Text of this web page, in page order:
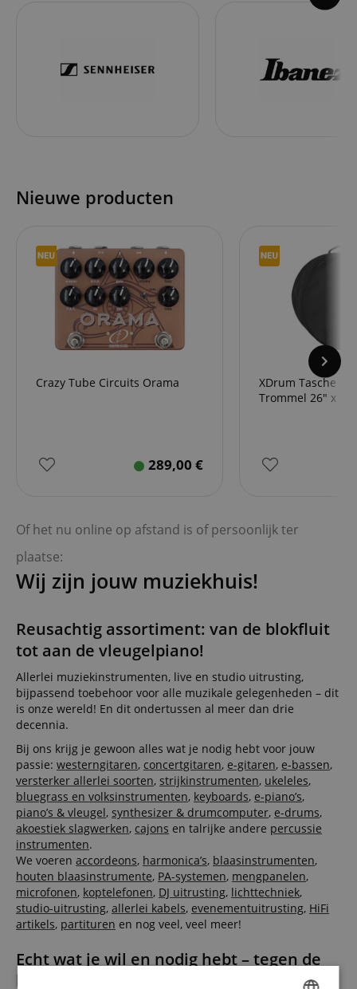
Nieuwe producten
Crazy Tube Circuits Orama
289,00 €
XDrum Tasche
Trommel 26" x 12"
Of het nu online op afstand is of persoonlijk ter
plaatse:
Wij zijn jouw muziekhuis!
Reusachtig assortiment: van de blokfluit
tot aan de vleugelpiano!
Allerlei muziekinstrumenten, live en studio uitrusting,
bijpassend toebehoor voor alle muzikale gelegenheden – dit
is onze wereld! En dit ondertussen al meer dan drie
decennia.
Bij ons krijg je gewoon alles wat je nodig hebt voor jouw
passie: westerngitaren, concertgitaren, e-gitaren, e-bassen,
versterker allerlei soorten, strijkinstrumenten, ukeleles,
bluegrass en volksinstrumenten, keyboards, e-piano’s,
piano’s & vleugel, synthesizer & drumcomputer, e-drums,
akoestiek slagwerken, cajons en talrijke andere percussie
instrumenten.
We voeren accordeons, harmonica’s, blaasinstrumenten,
houten blaasinstrumente, PA-systemen, mengpanelen,
microfonen, koptelefonen, DJ uitrusting, lichttechniek,
studio-uitrusting, allerlei kabels, evenementuitrusting, HiFi
artikels, partituren en nog veel, veel meer!
Echt wat je wil en nodig hebt – tegen de
beste prijs!